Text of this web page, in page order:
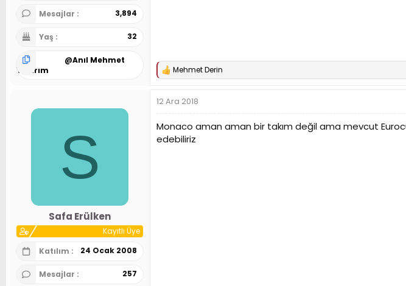
Mesajlar 3,894
Yaş 32
@Anıl Mehmet
Yıldırım
T
k
i
l
e
r
Mehmet Derin
S
Safa Erülken
Kayıtlı Üye
Katılım
24 Ocak 2008
Mesajlar 257
12 Ara 2018
Monaco aman aman bir takım değil ama mevcut
edebiliriz